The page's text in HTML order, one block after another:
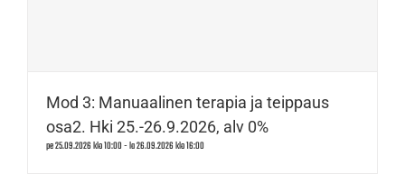
Mod 3: Manuaalinen terapia ja teippaus
osa2. Hki 25.-26.9.2026, alv 0%
pe 25.09.2026 klo 10:00-la 26.09.2026 klo 16:00